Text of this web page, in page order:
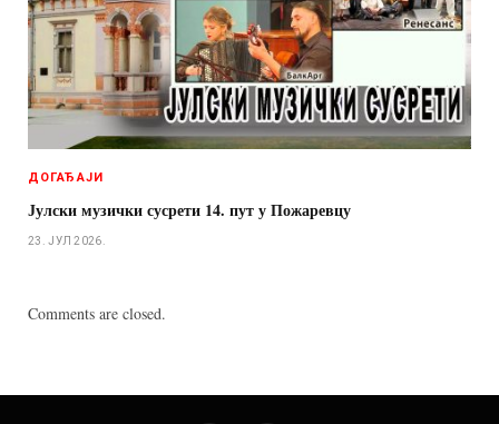
ДОГАЂАЈИ
Јулски музички сусрети 14. пут у Пожаревцу
23. ЈУЛ 2026.
Comments are closed.